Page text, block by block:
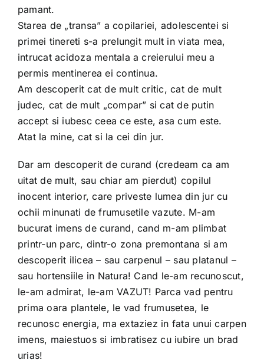
pamant.
Starea de „transa” a copilariei, adolescentei si
primei tinereti s-a prelungit mult in viata mea,
intrucat acidoza mentala a creierului meu a
permis mentinerea ei continua.
Am descoperit cat de mult critic, cat de mult
judec, cat de mult „compar” si cat de putin
accept si iubesc ceea ce este, asa cum este.
Atat la mine, cat si la cei din jur.
Dar am descoperit de curand (credeam ca am
uitat de mult, sau chiar am pierdut) copilul
inocent interior, care priveste lumea din jur cu
ochii minunati de frumusetile vazute. M-am
bucurat imens de curand, cand m-am plimbat
printr-un parc, dintr-o zona premontana si am
descoperit ilicea – sau carpenul – sau platanul –
sau hortensiile in Natura! Cand le-am recunoscut,
le-am admirat, le-am VAZUT! Parca vad pentru
prima oara plantele, le vad frumusetea, le
recunosc energia, ma extaziez in fata unui carpen
imens, maiestuos si imbratisez cu iubire un brad
urias!